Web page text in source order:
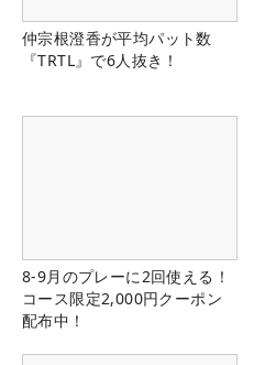
仲宗根澄香が平均パット数
『TRTL』で6人抜き！
8-9月のプレーに2回使える！
コース限定2,000円クーポン
配布中！